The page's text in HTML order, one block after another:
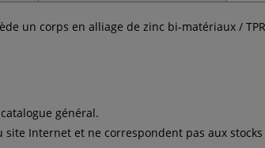
un corps en alliage de zinc bi-matériaux /
général.
Internet et ne correspondent pas aux